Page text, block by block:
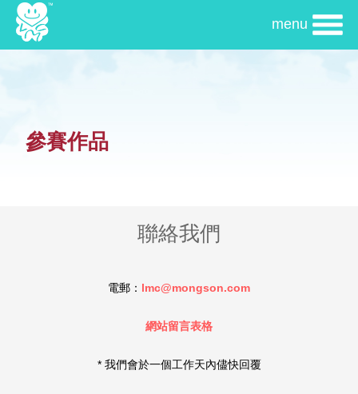
menu
參賽作品
聯絡我們
電郵： lmc@mongson.com
網站留言表格
* 我們會於一個工作天內儘快回覆